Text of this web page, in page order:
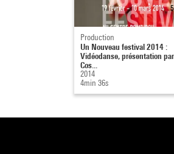
Production
Un Nouveau festival 2014 :
Vidéodanse, présentation
Cos...
2014
4min 36s